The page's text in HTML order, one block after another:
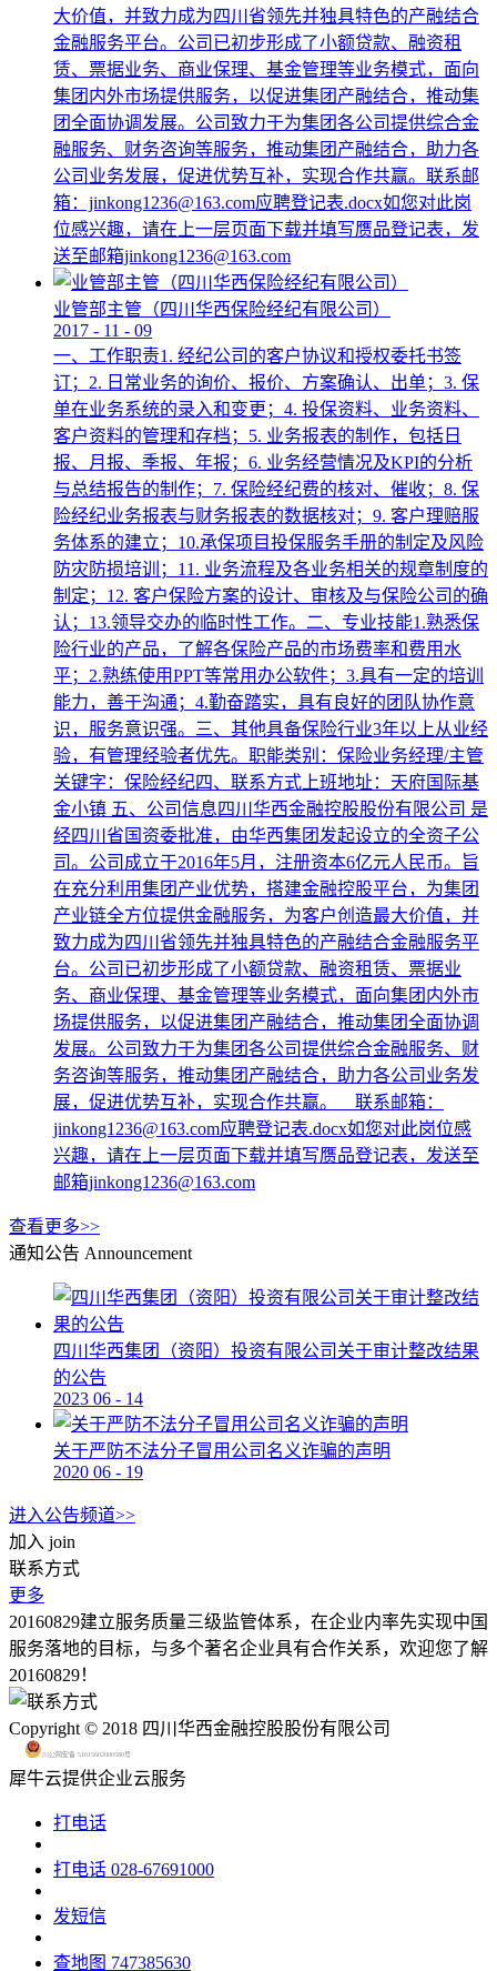
大价值，并致力成为四川省领先并独具特色的产融结合
金融服务平台。公司已初步形成了小额贷款、融资租
赁、票据业务、商业保理、基金管理等业务模式，面向
集团内外市场提供服务，以促进集团产融结合，推动集
团全面协调发展。公司致力于为集团各公司提供综合金
融服务、财务咨询等服务，推动集团产融结合，助力各
公司业务发展，促进优势互补，实现合作共赢。联系邮
箱：jinkong1236@163.com应聘登记表.docx如您对此岗
位感兴趣，请在上一层页面下载并填写赝品登记表，发
送至邮箱jinkong1236@163.com
业管部主管（四川华西保险经纪有限公司）
2017 - 11 - 09
一、工作职责1. 经纪公司的客户协议和授权委托书签
订；2. 日常业务的询价、报价、方案确认、出单；3. 保
单在业务系统的录入和变更；4. 投保资料、业务资料、
客户资料的管理和存档；5. 业务报表的制作，包括日
报、月报、季报、年报；6. 业务经营情况及KPI的分析
与总结报告的制作；7. 保险经纪费的核对、催收；8. 保
险经纪业务报表与财务报表的数据核对；9. 客户理赔服
务体系的建立；10.承保项目投保服务手册的制定及风险
防灾防损培训；11. 业务流程及各业务相关的规章制度的
制定；12. 客户保险方案的设计、审核及与保险公司的确
认；13.领导交办的临时性工作。二、专业技能1.熟悉保
险行业的产品，了解各保险产品的市场费率和费用水
平；2.熟练使用PPT等常用办公软件；3.具有一定的培训
能力，善于沟通；4.勤奋踏实，具有良好的团队协作意
识，服务意识强。三、其他具备保险行业3年以上从业经
验，有管理经验者优先。职能类别：保险业务经理/主管
关键字：保险经纪四、联系方式上班地址：天府国际基
金小镇 五、公司信息四川华西金融控股股份有限公司 是
经四川省国资委批准，由华西集团发起设立的全资子公
司。公司成立于2016年5月，注册资本6亿元人民币。旨
在充分利用集团产业优势，搭建金融控股平台，为集团
产业链全方位提供金融服务，为客户创造最大价值，并
致力成为四川省领先并独具特色的产融结合金融服务平
台。公司已初步形成了小额贷款、融资租赁、票据业
务、商业保理、基金管理等业务模式，面向集团内外市
场提供服务，以促进集团产融结合，推动集团全面协调
发展。公司致力于为集团各公司提供综合金融服务、财
务咨询等服务，推动集团产融结合，助力各公司业务发
展，促进优势互补，实现合作共赢。 联系邮箱：
jinkong1236@163.com应聘登记表.docx如您对此岗位感
兴趣，请在上一层页面下载并填写赝品登记表，发送至
邮箱jinkong1236@163.com
查看更多>>
通知公告 Announcement
四川华西集团（资阳）投资有限公司关于审计整改结果
的公告
2023 06 - 14
关于严防不法分子冒用公司名义诈骗的声明
2020 06 - 19
进入公告频道>>
加入 join
联系方式
更多
20160829建立服务质量三级监管体系，在企业内率先实现中国
服务落地的目标，与多个著名企业具有合作关系，欢迎您了解
20160829！
Copyright © 2018 四川华西金融控股股份有限公司
川公网安备 51015602000580号
犀牛云提供企业云服务
打电话
打电话 028-67691000
发短信
查地图 747385630